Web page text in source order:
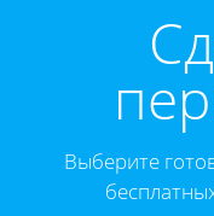
Выберите